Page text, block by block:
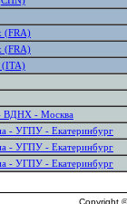
(FRA)
(FRA)
(ITA)
- ВДНХ - Москва
- УГПУ - Екатеринбург
- УГПУ - Екатеринбург
- УГПУ - Екатеринбург
Copyright